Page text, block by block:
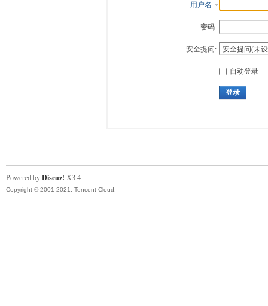
用户名
密码:
安全提问:
自动登录
登录
Powered by Discuz! X3.4
Copyright © 2001-2021, Tencent Cloud.